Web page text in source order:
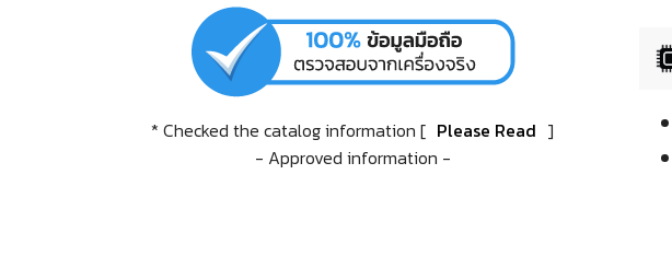
* Checked the catalog information [ Please Read ]
- Approved information -